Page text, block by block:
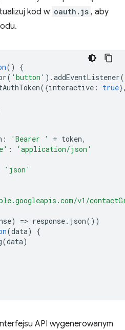
kod w oauth.js , aby
()
{
( 'button' ).addEventListener(
({interactive : true
: 'Bearer ' + token,
:
'application/json'
'json'
v1/
) => response. json())
(data)
{
(data)
API wygenerowanym